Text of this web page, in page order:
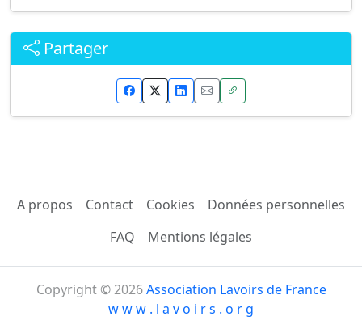
Partager
A propos Contact Cookies
Données personnelles
FAQ
Mentions légales
Copyright © 2026Association Lavoirs de France
w w w . l a v o i r s . o r g